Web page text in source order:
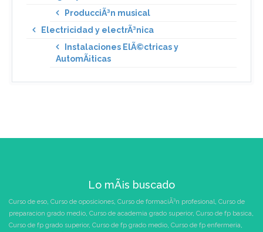
ProducciÃ³n musical
Electricidad y electrÃ³nica
Instalaciones ElÃ©ctricas y
AutomÃ¡ticas
Lo mÃ¡s buscado
Curso de eso, Curso de oposiciones, Curso de formaciÃ³n profesional, Curso de
preparacion grado medio, Curso de academia grado superior, Curso de fp basica,
Curso de fp grado superior, Curso de fp grado medio, Curso de fp enfermeria,